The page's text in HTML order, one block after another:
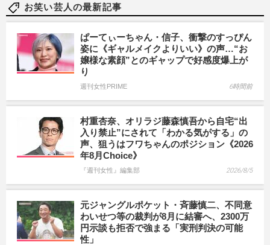
お笑い芸人の最新記事
ぱーてぃーちゃん・信子、衝撃のすっぴん
姿に《ギャルメイクよりいい》の声…“お
嬢様な素顔”とのギャップで好感度爆上が
り
週刊女性PRIME 6時間前
村重杏奈、オリラジ藤森慎吾から自宅“出
入り禁止”にされて「わかる気がする」の
声、狙うはフワちゃんのポジション《2026
年8月Choice》
『週刊女性』編集部 2026/8/5
元ジャングルポケット・斉藤慎二、不同意
わいせつ等の裁判が8月に結審へ、2300万
円示談も拒否で強まる「実刑判決の可能
性」